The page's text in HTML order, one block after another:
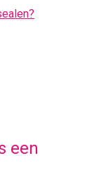
een